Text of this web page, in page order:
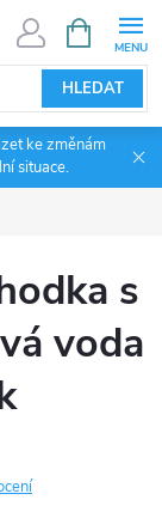
HLEDAT
NÁKUPNÍ
KOŠÍK
ke změnám
situace.
s
voda